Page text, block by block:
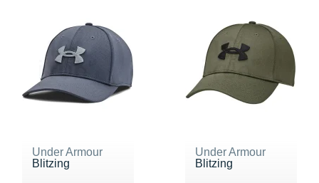
Under Armour
Blitzing
Under Armour
Blitzing